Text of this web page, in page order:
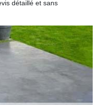
détaillé et sans